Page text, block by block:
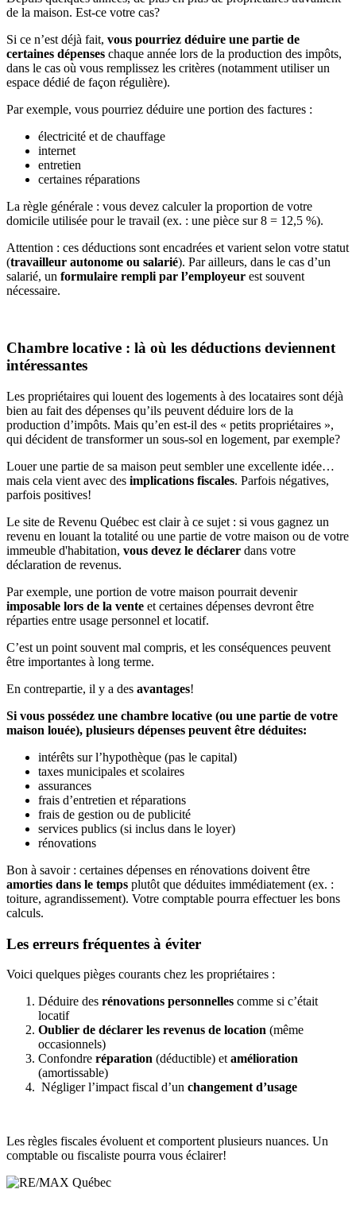
de la maison. Est-ce votre cas?
Si ce n’est déjà fait, vous pourriez déduire une partie de
certaines dépenses chaque année lors de la production des impôts,
dans le cas où vous remplissez les critères (notamment utiliser un
espace dédié de façon régulière).
Par exemple, vous pourriez déduire une portion des factures :
électricité et de chauffage
internet
entretien
certaines réparations
La règle générale : vous devez calculer la proportion de votre
domicile utilisée pour le travail (ex. : une pièce sur 8 = 12,5 %).
Attention : ces déductions sont encadrées et varient selon votre statut
(travailleur autonome ou salarié). Par ailleurs, dans le cas d’un
salarié, un formulaire rempli par l’employeur est souvent
nécessaire.
Chambre locative : là où les déductions deviennent
intéressantes
Les propriétaires qui louent des logements à des locataires sont déjà
bien au fait des dépenses qu’ils peuvent déduire lors de la
production d’impôts. Mais qu’en est-il des « petits propriétaires »,
qui décident de transformer un sous-sol en logement, par exemple?
Louer une partie de sa maison peut sembler une excellente idée…
mais cela vient avec des implications fiscales. Parfois négatives,
parfois positives!
Le site de Revenu Québec est clair à ce sujet : si vous gagnez un
revenu en louant la totalité ou une partie de votre maison ou de votre
immeuble d'habitation, vous devez le déclarer dans votre
déclaration de revenus.
Par exemple, une portion de votre maison pourrait devenir
imposable lors de la vente et certaines dépenses devront être
réparties entre usage personnel et locatif.
C’est un point souvent mal compris, et les conséquences peuvent
être importantes à long terme.
En contrepartie, il y a des avantages!
Si vous possédez une chambre locative (ou une partie de votre
maison louée), plusieurs dépenses peuvent être déduites:
intérêts sur l’hypothèque (pas le capital)
taxes municipales et scolaires
assurances
frais d’entretien et réparations
frais de gestion ou de publicité
services publics (si inclus dans le loyer)
rénovations
Bon à savoir : certaines dépenses en rénovations doivent être
amorties dans le temps plutôt que déduites immédiatement (ex. :
toiture, agrandissement). Votre comptable pourra effectuer les bons
calculs.
Les erreurs fréquentes à éviter
Voici quelques pièges courants chez les propriétaires :
Déduire des rénovations personnelles comme si c’était
locatif
Oublier de déclarer les revenus de location (même
occasionnels)
Confondre réparation (déductible) et amélioration
(amortissable)
Négliger l’impact fiscal d’un changement d’usage
Les règles fiscales évoluent et comportent plusieurs nuances. Un
comptable ou fiscaliste pourra vous éclairer!